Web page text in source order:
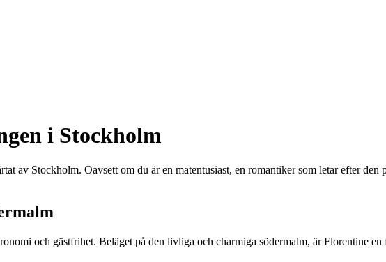
i Stockholm
av Stockholm. Oavsett om du är en matentusiast, en romantiker som letar efter den
och gästfrihet. Beläget på den livliga och charmiga södermalm, är Florentine